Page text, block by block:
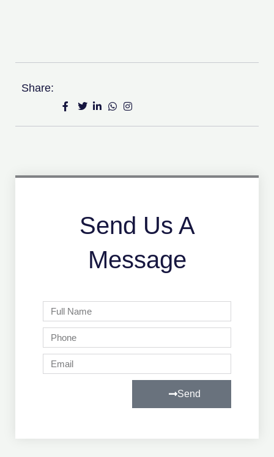
Share:
Send Us A
Message
Full
Name
Phone
Email
Send